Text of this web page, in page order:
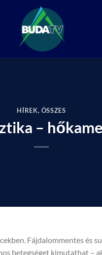
HÍREK, ÖSSZES
–
Fájdalommentes és
betegséget kimutathat –